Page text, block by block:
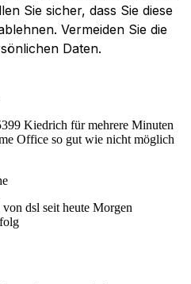
Sie sicher, dass Sie diese
Vermeiden Sie die
Daten.